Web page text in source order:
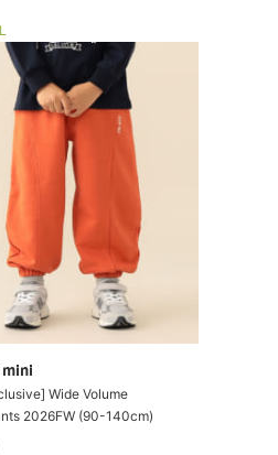
mini
Wide Volume
2026FW (90-140cm)